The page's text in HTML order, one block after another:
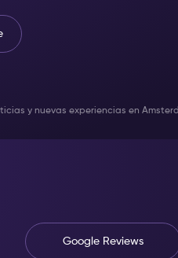
y nuevas experiencias en
Google Reviews